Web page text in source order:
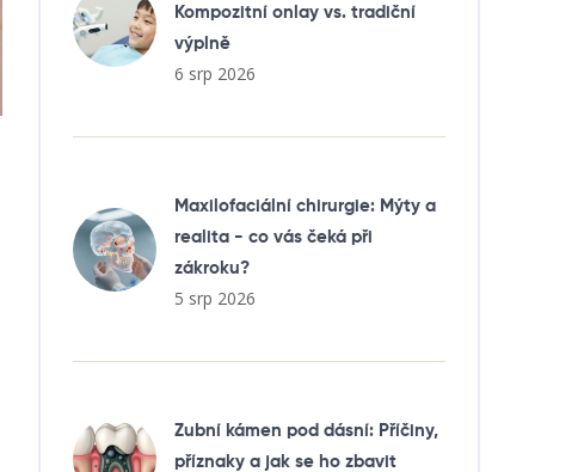
Kompozitní onlay vs. tradiční
výplně
6 srp 2026
Maxilofaciální chirurgie: Mýty a
realita - co vás čeká při
zákroku?
5 srp 2026
Zubní kámen pod dásní: Příčiny,
příznaky a jak se ho zbavit